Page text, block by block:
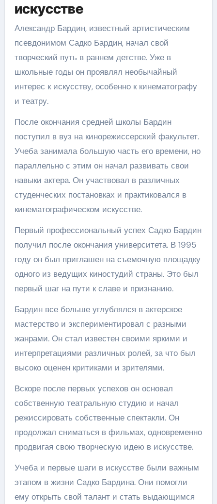
искусстве
Александр Бардин, известный артистическим
псевдонимом Садко Бардин, начал свой
творческий путь в раннем детстве. Уже в
школьные годы он проявлял необычайный
интерес к искусству, особенно к кинематографу
и театру.
После окончания средней школы Бардин
поступил в вуз на кинорежиссерский факультет.
Учеба занимала большую часть его времени, но
параллельно с этим он начал развивать свои
навыки актера. Он участвовал в различных
студенческих постановках и практиковался в
кинематографическом искусстве.
Первый профессиональный успех Садко Бардин
получил после окончания университета. В 1995
году он был приглашен на съемочную площадку
одного из ведущих киностудий страны. Это был
первый шаг на пути к славе и признанию.
Бардин все больше углублялся в актерское
мастерство и экспериментировал с разными
жанрами. Он стал известен своими яркими и
интерпретациями различных ролей, за что был
высоко оценен критиками и зрителями.
Вскоре после первых успехов он основал
собственную театральную студию и начал
режиссировать собственные спектакли. Он
продолжал сниматься в фильмах, одновременно
продвигая свою творческую идею в искусстве.
Учеба и первые шаги в искусстве были важным
этапом в жизни Садко Бардина. Они помогли
ему открыть свой талант и стать выдающимся